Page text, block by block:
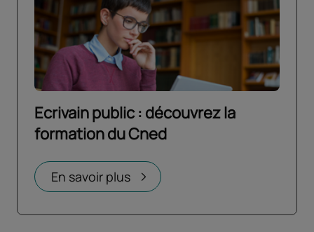
Ecrivain public : découvrez la
formation du Cned
En savoir plus